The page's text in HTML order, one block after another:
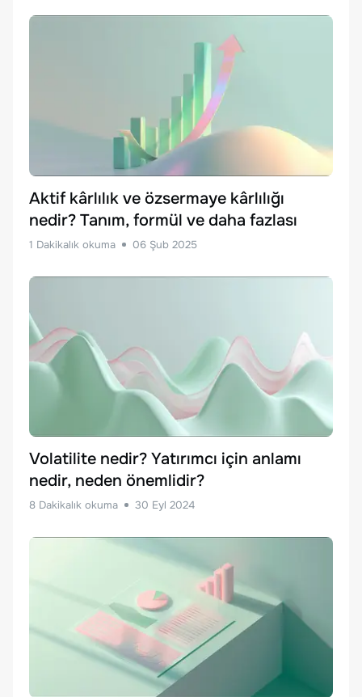
Aktif kârlılık ve özsermaye kârlılığı
nedir? Tanım, formül ve daha fazlası
1 Dakikalık okuma 06 Şub 2025
Volatilite nedir? Yatırımcı için anlamı
nedir, neden önemlidir?
8 Dakikalık okuma 30 Eyl 2024